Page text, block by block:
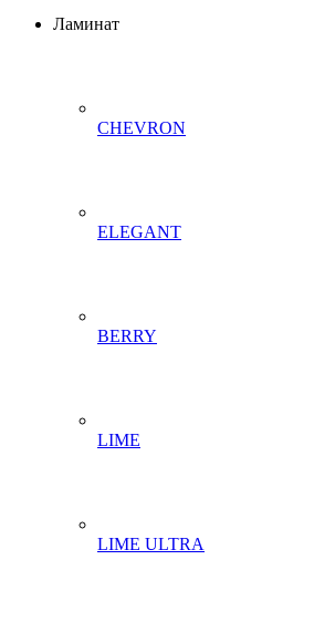
Ламинат
CHEVRON
ELEGANT
BERRY
LIME
LIME ULTRA